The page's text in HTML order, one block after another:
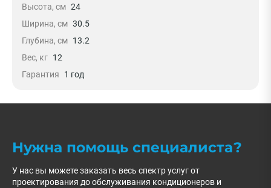
Высота, см 24
Ширина, см 30.5
Глубина, см 13.2
Вес, кг 12
Гарантия
1 год
Нужна помощь специалиста?
У нас вы можете заказать весь спектр услуг от
проектирования до обслуживания кондиционеров и